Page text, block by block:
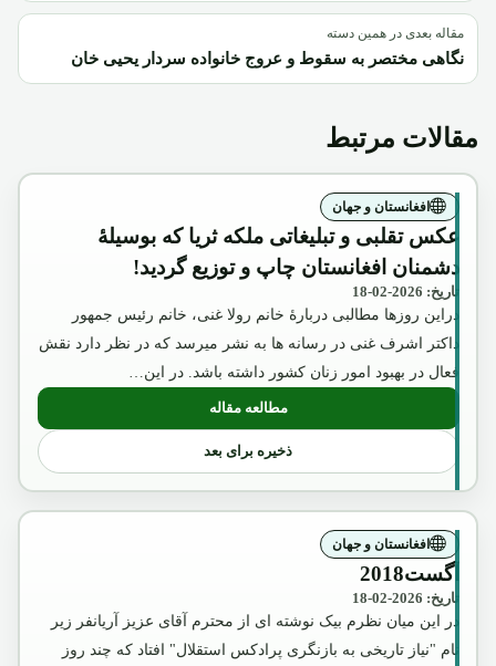
مقاله بعدی در همین دسته
نگاهی مختصر به سقوط و عروج خانواده سردار یحیی خان
مقالات مرتبط
افغانستان و جهان
عکس تقلبی و تبلیغاتی ملکه ثریا که بوسیلۀ
دشمنان افغانستان چاپ و توزیع گردید!
تاریخ: 2026-02-18
دراین روزها مطالبی دربارۀ خانم رولا غنی، خانم رئیس جمهور
داکتر اشرف غنی در رسانه ها به نشر میرسد که در نظر دارد نقش
فعال در بهبود امور زنان کشور داشته باشد. در این…
مطالعه مقاله: عکس تقلبی و تبلیغاتی ملکه ثریا که
ذخیره برای بعد
افغانستان و جهان
آگست2018
تاریخ: 2026-02-18
در این میان نظرم بیک نوشته ای از محترم آقای عزیز آریانفر زیر
نام "نیاز تاریخی به بازنگری پرادکس استقلال" افتاد که چند روز